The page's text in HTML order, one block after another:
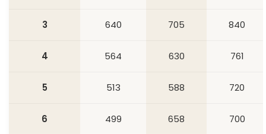
3 640 705 840
4 564 630 761
5 513 588 720
6 499 658 700